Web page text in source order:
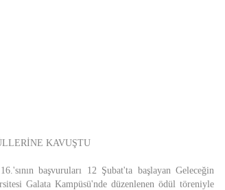
KAVUŞTU
başvuruları 12 Şubat'ta başlayan Geleceğin
Galata Kampüsü'nde düzenlenen ödül töreniyle